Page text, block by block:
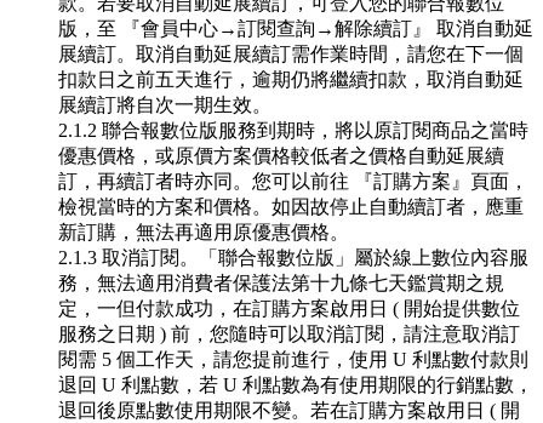
版，至 『會員中心→訂閱查詢→解除續訂』 取消自動延
展續訂。取消自動延展續訂需作業時間，請您在下一個
扣款日之前五天進行，逾期仍將繼續扣款，取消自動延
展續訂將自次一期生效。
2.1.2 聯合報數位版服務到期時，將以原訂閱商品之當時
優惠價格，或原價方案價格較低者之價格自動延展續
訂，再續訂者時亦同。您可以前往 『訂購方案』頁面，
檢視當時的方案和價格。如因故停止自動續訂者，應重
新訂購，無法再適用原優惠價格。
2.1.3 取消訂閱。「聯合報數位版」屬於線上數位內容服
務，無法適用消費者保護法第十九條七天鑑賞期之規
定，一但付款成功，在訂購方案啟用日 ( 開始提供數位
服務之日期 ) 前，您隨時可以取消訂閱，請注意取消訂
閱需 5 個工作天，請您提前進行，使用 U 利點數付款則
退回 U 利點數，若 U 利點數為有使用期限的行銷點數，
退回後原點數使用期限不變。若在訂購方案啟用日 ( 開